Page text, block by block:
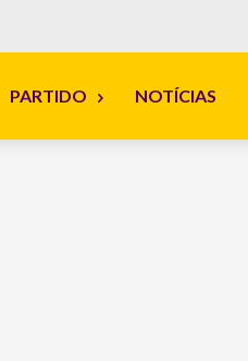
PARTIDO NOTÍCIAS